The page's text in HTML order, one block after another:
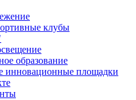
клубы
образование
инновационные площадки